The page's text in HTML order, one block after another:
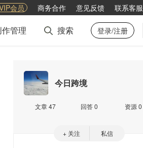
会员 商务合作 意见反馈 联系客服
管理 搜索 登录/注册
今日跨境
文章 47 回答 0 资源 0
+ 关注 私信